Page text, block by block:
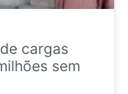
cargas
sem